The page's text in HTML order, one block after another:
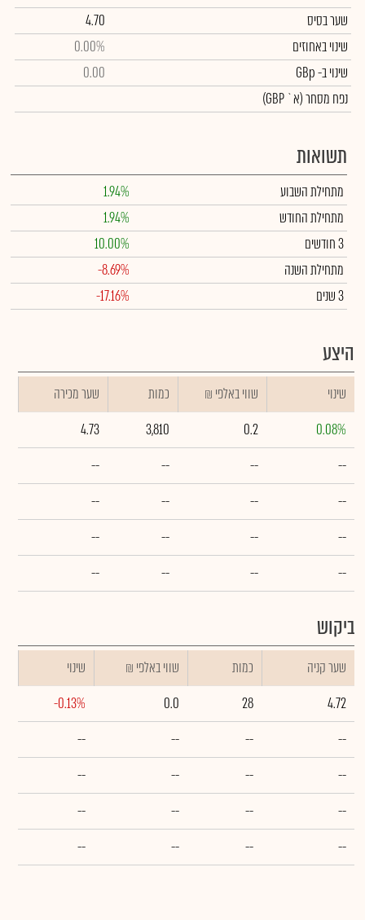
שער בסיס
4.70
שינוי באחוזים
0.00%
שינויב- GBp
0.00
נפח מסחר(א` GBP)
תשואות
מתחילת השבוע
1.94%
מתחילת החודש
1.94%
3 חודשים
10.00%
מתחילת השנה
-8.69%
3 שנים
-17.16%
היצע
שינוי ₪ שווי באלפי כמות
שער מכירה
0.08%
0.2
3,810
4.73
--
--
--
--
--
--
--
--
--
--
--
--
--
--
--
--
ביקוש
שער קניה כמות ₪ שווי באלפי
שינוי
4.72
28
0.0
-0.13%
--
--
--
--
--
--
--
--
--
--
--
--
--
--
--
--